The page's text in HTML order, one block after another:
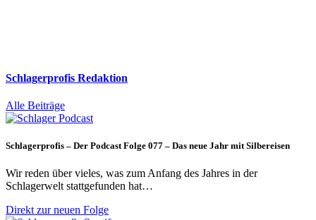
Schlagerprofis Redaktion
Alle Beiträge
Schlagerprofis – Der Podcast Folge 077 – Das neue Jahr mit Silbereisen
Wir reden über vieles, was zum Anfang des Jahres in der
Schlagerwelt stattgefunden hat…
Direkt zur neuen Folge